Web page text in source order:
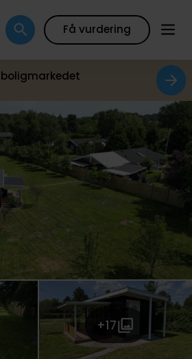
Få vurdering
+17
Kort Beregn boliglån